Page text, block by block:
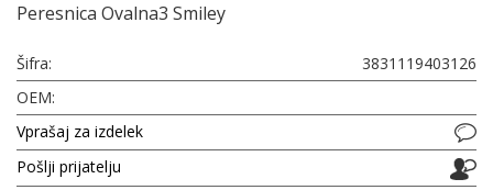
Peresnica Ovalna3 Smiley
Šifra:
3831119403126
OEM:
Vprašaj za izdelek
Pošlji prijatelju